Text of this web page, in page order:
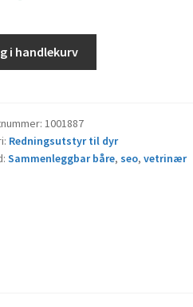
i handlekurv
1001887
Redningsutstyr til dyr
Sammenleggbar båre, seo, vetrinær